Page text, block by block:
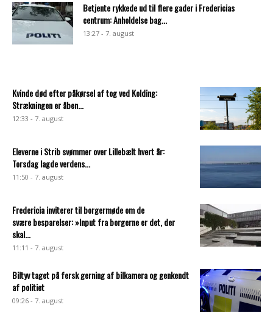
Betjente rykkede ud til flere gader i Fredericias
centrum: Anholdelse bag...
13:27 - 7. august
Kvinde død efter påkørsel af tog ved Kolding:
Strækningen er åben...
12:33 - 7. august
Eleverne i Strib svømmer over Lillebælt hvert år:
Torsdag lagde verdens...
11:50 - 7. august
Fredericia inviterer til borgermøde om de
svære besparelser: »Input fra borgerne er det, der
skal...
11:11 - 7. august
Biltyv taget på fersk gerning af bilkamera og genkendt
af politiet
09:26 - 7. august